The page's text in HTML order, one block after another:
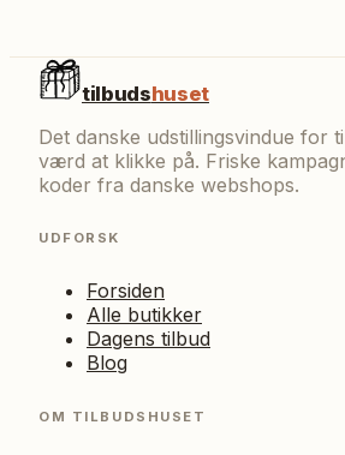
tilbudshuset
Det danske udstillingsvindue for
værd at klikke på. Friske
koder fra danske webshops.
UDFORSK
Forsiden
Alle butikker
Dagens tilbud
Blog
OM TILBUDSHUSET